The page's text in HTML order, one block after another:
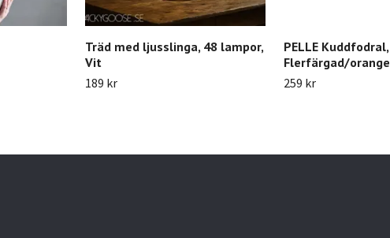
Träd med ljusslinga, 48 lampor,
Vit
189 kr
PELLE Kuddfodral,
Flerfärgad/orange
259 kr